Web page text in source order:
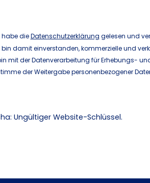
habe dieDatenschutzerklärung gelesen und
damit einverstanden, kommerzielle und
mit der Datenverarbeitung für Erhebungs-
der Weitergabe personenbezogener
Ungültiger Website-Schlüssel.